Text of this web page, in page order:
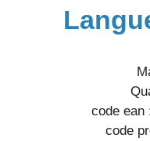
code ean
code